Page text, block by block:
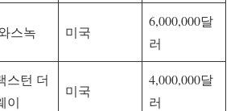
스녹 미국
6,000,000달
러
스턴 더
이
미국
4,000,000달
러